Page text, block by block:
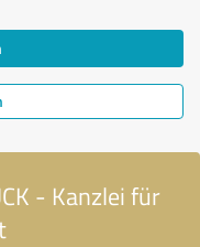
- Kanzlei für